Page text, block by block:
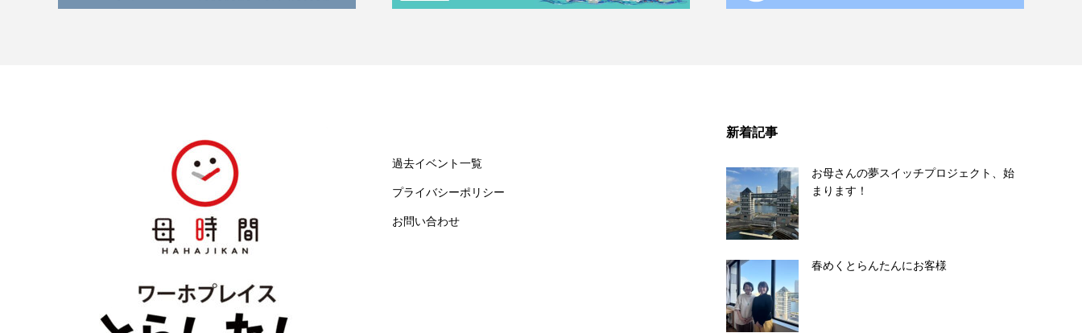
過去イベント一覧
プライバシーポリシー
お問い合わせ
新着記事
お母さんの夢スイッチプロジェクト、始
まります！
春めくとらんたんにお客様